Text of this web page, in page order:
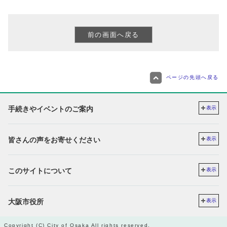
ページの先頭へ戻る
手続きやイベントのご案内 表示
皆さんの声をお寄せください 表示
このサイトについて 表示
大阪市役所 表示
Copyright (C) City of Osaka All rights reserved.